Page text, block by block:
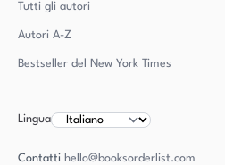
Tutti gli autori
Autori A-Z
Bestseller del New York Times
Lingua
Contatti hello@booksorderlist.com